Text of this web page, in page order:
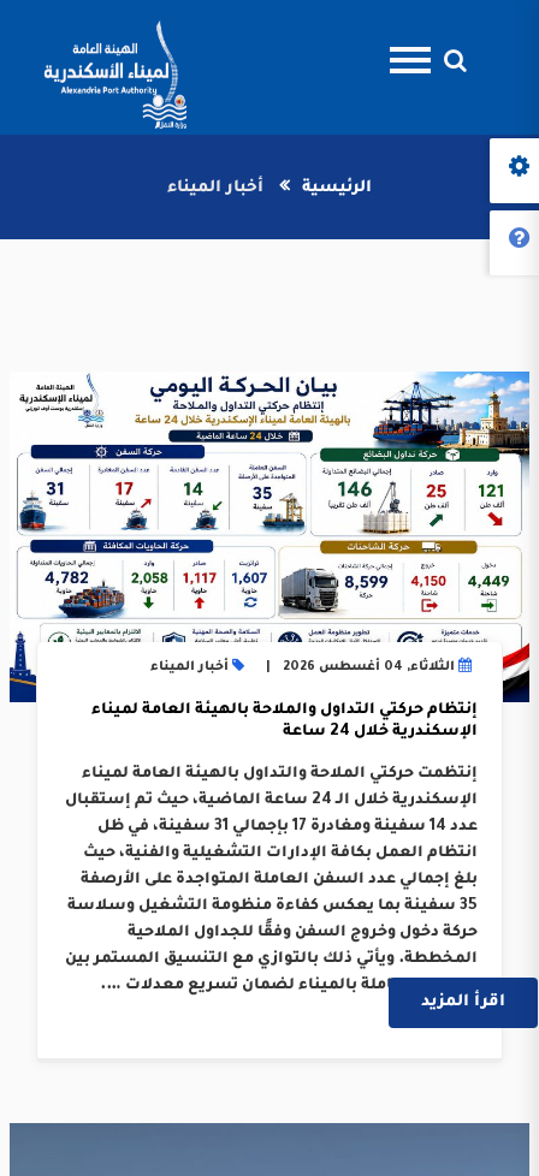
الرئيسية أخبار الميناء
الثلاثاء, 04 أغسطس 2026 أخبار الميناء
إنتظام حركتي التداول والملاحة بالهيئة العامة لميناء
الإسكندرية خلال 24 ساعة
إنتظمت حركتي الملاحة والتداول بالهيئة العامة لميناء
الإسكندرية خلال الـ 24 ساعة الماضية، حيث تم إستقبال
عدد 14 سفينة ومغادرة 17 بإجمالي 31 سفينة، في ظل
انتظام العمل بكافة الإدارات التشغيلية والفنية، حيث
بلغ إجمالي عدد السفن العاملة المتواجدة على الأرصفة
35 سفينة بما يعكس كفاءة منظومة التشغيل وسلاسة
حركة دخول وخروج السفن وفقًا للجداول الملاحية
المخططة. ويأتي ذلك بالتوازي مع التنسيق المستمر بين
الجهات العاملة بالميناء لضمان تسريع معدلات ….
اقرأ المزيد